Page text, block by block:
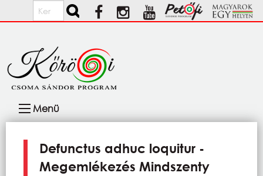
Ugrás a tartalomra
Keresés
navigáció
Menü
Defunctus adhuc loquitur -
Megemlékezés Mindszenty